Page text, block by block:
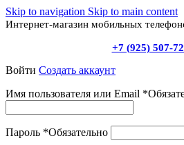
Skip to navigation Skip to main content
Интернет-магазин мобильных
+7 (925) 507-
Войти Создать аккаунт
Имя пользователя или Email *
Пароль *Обязательно